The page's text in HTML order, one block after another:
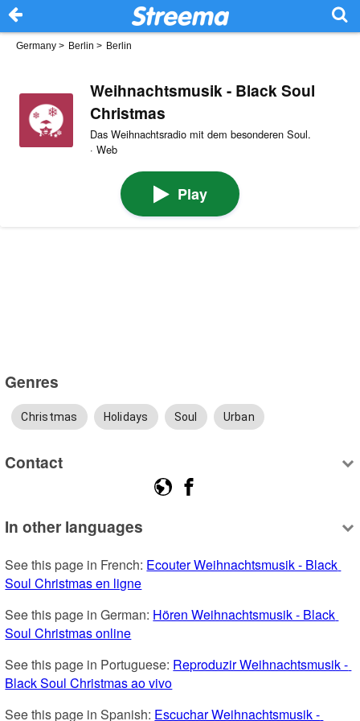
Germany > Berlin > Berlin
Weihnachtsmusik - Black Soul
Christmas
Das Weihnachtsradio mit dem besonderen Soul.
· Web
Play
Genres
Christmas Holidays Soul Urban
Contact
In other languages
See this page in French: Ecouter Weihnachtsmusik - Black
Soul Christmas en ligne
See this page in German: Hören Weihnachtsmusik - Black
Soul Christmas online
See this page in Portuguese: Reproduzir Weihnachtsmusik -
Black Soul Christmas ao vivo
See this page in Spanish: Escuchar Weihnachtsmusik -